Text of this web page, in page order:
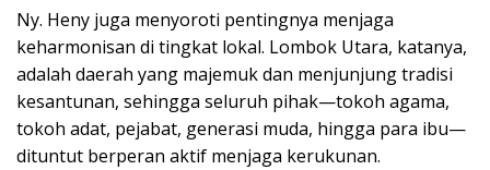
Ny. Heny juga menyoroti pentingnya menjaga
keharmonisan di tingkat lokal. Lombok Utara, katanya,
adalah daerah yang majemuk dan menjunjung tradisi
kesantunan, sehingga seluruh pihak—tokoh agama,
tokoh adat, pejabat, generasi muda, hingga para ibu—
dituntut berperan aktif menjaga kerukunan.